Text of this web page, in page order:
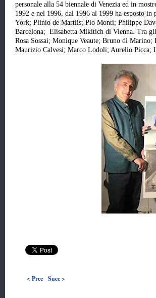
personale alla 54 biennale di Venezia ed in
1992 e nel 1996, dal 1996 al 1999 ha esposto
York; Plinio de Martiis; Pio Monti; Philippe
Barcelona; Elisabetta Mikitich di Vienna. Tra
Rosa Sossai; Monique Veaute; Bruno di
Maurizio Calvesi; Marco Lodoli; Aurelio Picca;
< Prec Succ >